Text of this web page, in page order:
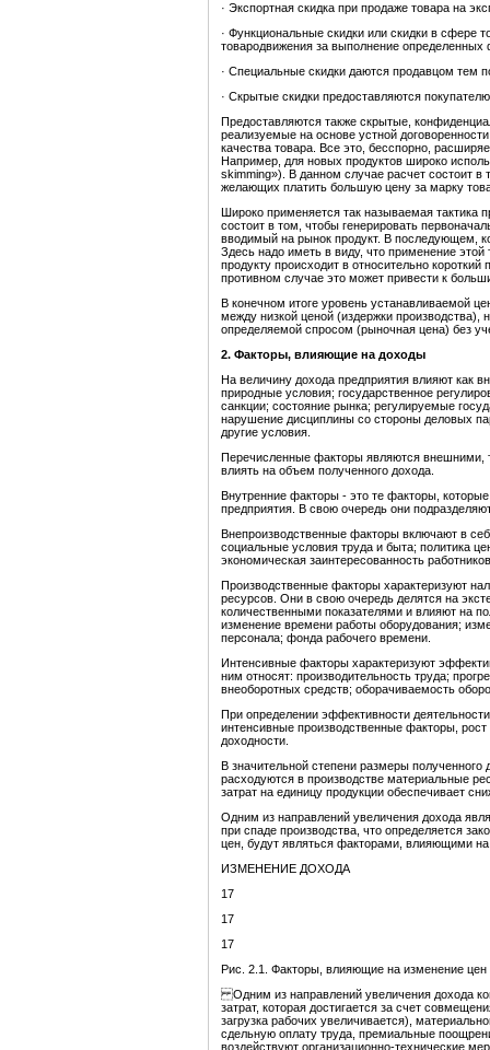
· Экспортная скидка при продаже товара на
· Функциональные скидки или скидки в сфере
товародвижения за выполнение определенных
· Специальные скидки даются продавцом тем
· Скрытые скидки предоставляются
Предоставляются также скрытые,
реализуемые на основе устной
качества товара. Все это, бесспорно,
Например, для новых продуктов широко
skimming»). В данном случае расчет состоит в
желающих платить большую цену за марку
Широко применяется так называемая тактика
состоит в том, чтобы генерировать
вводимый на рынок продукт. В последующем,
Здесь надо иметь в виду, что применение этой
продукту происходит в относительно
противном случае это может привести к
В конечном итоге уровень устанавливаемой
между низкой ценой (издержки
определяемой спросом (рыночная цена) без
2. Факторы, влияющие на доходы
На величину дохода предприятия влияют как
природные условия; государственное
санкции; состояние рынка; регулируемые
нарушение дисциплины со стороны деловых
другие условия.
Перечисленные факторы являются внешними,
влиять на объем полученного дохода.
Внутренние факторы - это те факторы,
предприятия. В свою очередь они
Внепроизводственные факторы включают в
социальные условия труда и быта; политика
экономическая заинтересованность
Производственные факторы характеризуют
ресурсов. Они в свою очередь делятся на
количественными показателями и влияют на
изменение времени работы оборудования;
персонала; фонда рабочего времени.
Интенсивные факторы характеризуют
ним относят: производительность труда;
внеоборотных средств; оборачиваемость
При определении эффективности
интенсивные производственные факторы,
доходности.
В значительной степени размеры полученного
расходуются в производстве материальные
затрат на единицу продукции обеспечивает
Одним из направлений увеличения дохода
при спаде производства, что определяется
цен, будут являться факторами, влияющими
ИЗМЕНЕНИЕ ДОХОДА
17
17
17
Рис. 2.1. Факторы, влияющие на изменение цен
Одним из направлений увеличения дохода
затрат, которая достигается за счет
загрузка рабочих увеличивается),
сдельную оплату труда, премиальные
воздействуют организационно-технические